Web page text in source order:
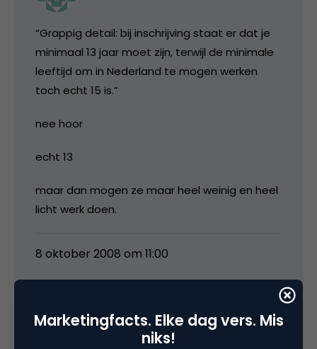
“Grappig detail: bij inschrijving staat er dat je
minimaal 13 jaar moet zijn, terwijl de minimale
leeftijd om in Nederland te mogen werken
toch echt 15 is.”
nee hoor
echt 13
maar dan mogen ze maar heel weinig en heel
licht werk doen.
8 oktober 2008 om 11:00
Marketingfacts. Elke dag vers. Mis
niks!